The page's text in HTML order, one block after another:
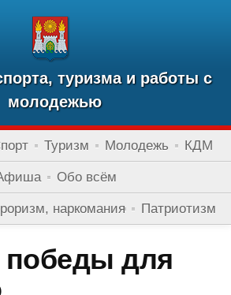
туризма и работы с
молодежью
Туризм Молодежь КДМ
Обо всём
наркомания Патриотизм
для